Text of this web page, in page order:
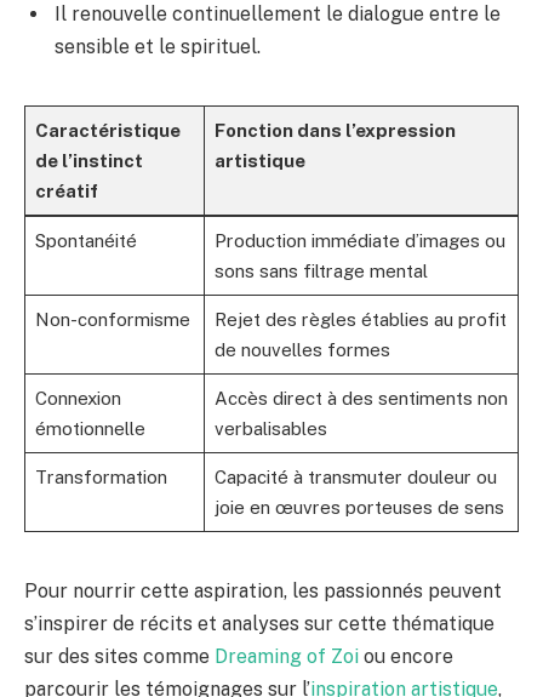
Il renouvelle continuellement le dialogue entre le
sensible et le spirituel.
Caractéristique
de l’instinct
créatif
Fonction dans l’expression
artistique
Spontanéité
Production immédiate d’images ou
sons sans filtrage mental
Non-conformisme
Rejet des règles établies au profit
de nouvelles formes
Connexion
émotionnelle
Accès direct à des sentiments non
verbalisables
Transformation
Capacité à transmuter douleur ou
joie en œuvres porteuses de sens
Pour nourrir cette aspiration, les passionnés peuvent
s’inspirer de récits et analyses sur cette thématique
sur des sites comme Dreaming of Zoi ou encore
parcourir les témoignages sur l’inspiration artistique,